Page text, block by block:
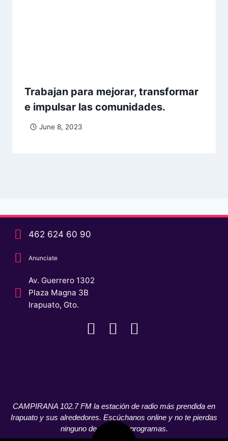
Trabajan para mejorar, transformar
e impulsar las comunidades.
June 8, 2023
462 624 60 90
Anunciate
Av. Guerrero 1302
Plaza Magna 3B
Irapuato, Gto.
CAMPIRANA 102.7 FM la estación de radio más prendida en
Irapuato y sus alrededores. Escúchanos online y no te pierdas
ninguno de nuestros programas.